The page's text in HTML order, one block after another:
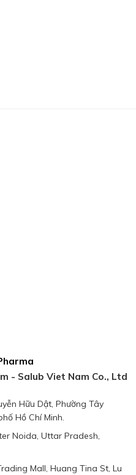
- Salub Viet Nam Co., Ltd
Hữu Dật, Phường Tây
Hồ Chí Minh.
Noida, Uttar Pradesh,
Mall, Huang Tina St, Lu